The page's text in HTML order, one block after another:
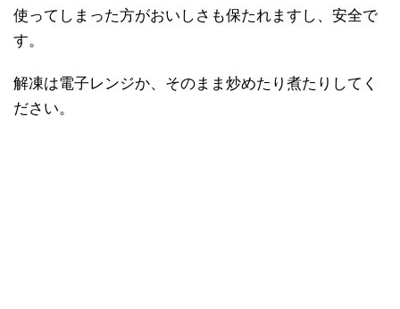
使ってしまった方がおいしさも保たれますし、安全で
す。
解凍は電子レンジか、そのまま炒めたり煮たりしてく
ださい。